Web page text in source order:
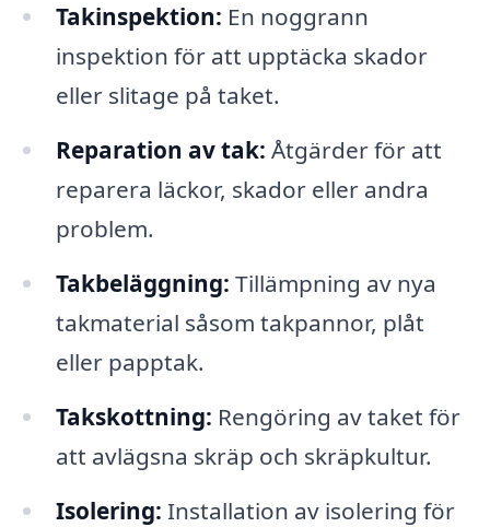
Takinspektion: En noggrann
inspektion för att upptäcka skador
eller slitage på taket.
Reparation av tak: Åtgärder för att
reparera läckor, skador eller andra
problem.
Takbeläggning: Tillämpning av nya
takmaterial såsom takpannor, plåt
eller papptak.
Takskottning: Rengöring av taket för
att avlägsna skräp och skräpkultur.
Isolering: Installation av isolering för